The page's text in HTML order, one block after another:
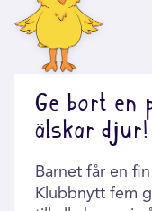
Ge bort en
älskar djur!
Barnet får en
Klubbnytt fem